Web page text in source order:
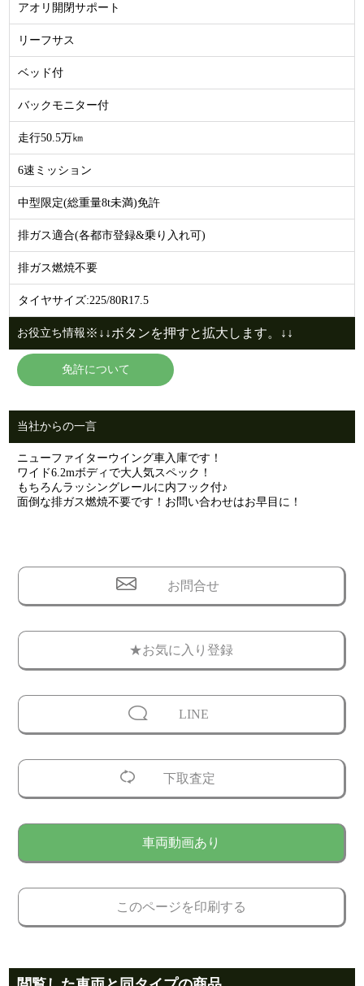
アオリ開閉サポート
リーフサス
ベッド付
バックモニター付
走行50.5万㎞
6速ミッション
中型限定(総重量8t未満)免許
排ガス適合(各都市登録&乗り入れ可)
排ガス燃焼不要
タイヤサイズ:225/80R17.5
お役立ち情報 ※↓↓ボタンを押すと拡大します。↓↓
免許について
当社からの一言
ニューファイターウイング車入庫です！
ワイド6.2mボディで大人気スペック！
もちろんラッシングレールに内フック付♪
面倒な排ガス燃焼不要です！お問い合わせはお早目に！
お問合せ
★お気に入り登録
LINE
下取査定
車両動画あり
このページを印刷する